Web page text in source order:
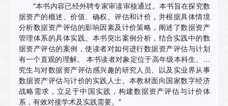
"本书内容已经外聘专家审读审核通过。本书旨在探究数
据资产的概述、价值、确权、评估和计价，并根据具体情境
分析数据资产评估的影响因素及计价策略，阐述了数据资产
管理体系的具体实践。本书突出案例分析，结合实践中的数
据资产评估的案例，使读者对如何进行数据资产评估与计划
有一个直观的理解。 本书读者对象定位于高年级本科生、研
究生与对数据资产评估感兴趣的研究人员、以及实业界从事
数据资产评估与计价的实践人士。本教材面向国家数字经济
战略需求，立足于中国实践，构建数据资产评估与计价体
系，有效对接学术及实践需要。"